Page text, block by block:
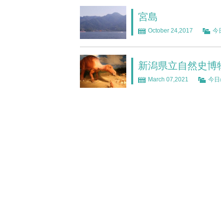
宮島
October 24,2017 今
新潟県立自然史博
March 07,2021 今